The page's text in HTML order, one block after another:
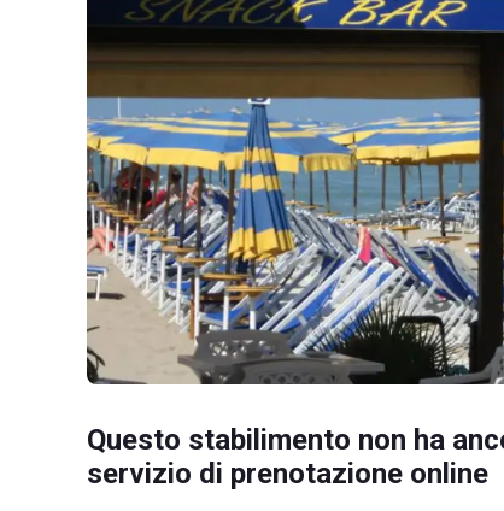
Questo stabilimento non ha
servizio di prenotazione online